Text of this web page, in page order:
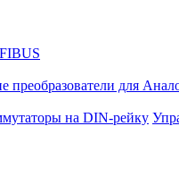
преобразователи для
на DIN-рейку